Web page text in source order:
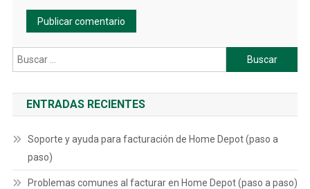
Buscar:
ENTRADAS RECIENTES
Soporte y ayuda para facturación de Home Depot (paso a
paso)
Problemas comunes al facturar en Home Depot (paso a paso)